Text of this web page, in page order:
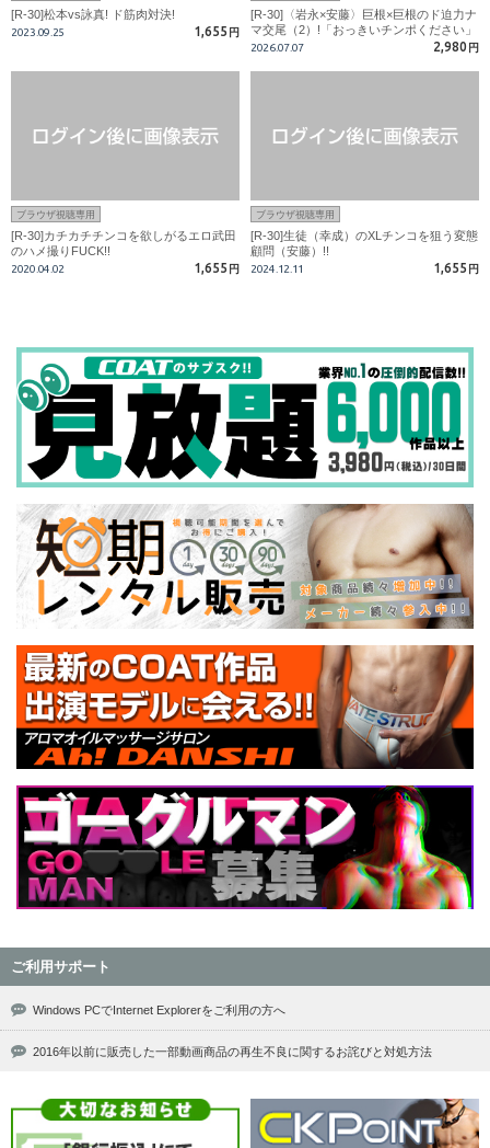
[R-30]松本vs詠真! ド筋肉対決!
2023.09.25 1,655 円
[R-30]〈岩永×安藤〉巨根×巨根のド迫力ナ
マ交尾（2）!「おっきいチンポください」
ギガ巨根でガバガバになるまで掘られる岩
2026.07.07 2,980 円
ブラウザ視聴専用
[R-30]カチカチチンコを欲しがるエロ武田
のハメ撮りFUCK!!
2020.04.02 1,655 円
ブラウザ視聴専用
[R-30]生徒（幸成）のXLチンコを狙う変態
顧問（安藤）!!
2024.12.11 1,655 円
ご利用サポート
Windows PCでInternet Explorerをご利用の方へ
2016年以前に販売した一部動画商品の再生不良に関するお詫びと対処方法